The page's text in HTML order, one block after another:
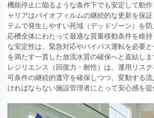
機能停止に陥るような条件下でも安定して動
ャリアはバイオフィルムの継続的な更新を保
テムで発生しやすい死域（デッドゾーン）を
応槽全体にわたって最適な質量移動条件を維
な安定性は、緊急対応やバイパス運転を必要
を満たす一貫した放流水質の確保へと直結し
レジリエンス（回復力・耐性）は、運用リス
可条件の継続的遵守を確保しつつ、変動する
ければならない施設管理者にとって安心感を提